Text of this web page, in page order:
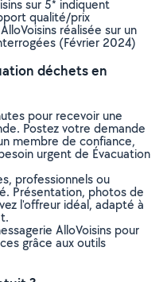
sur 5* indiquent
qualité/prix
réalisée sur un
(Février 2024)
déchets en
pour recevoir une
Postez votre demande
membre de confiance,
urgent de Évacuation
professionnels ou
Présentation, photos de
l'offreur idéal, adapté à
AlloVoisins pour
grâce aux outils